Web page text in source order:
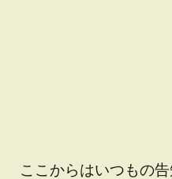
ここからはいつもの